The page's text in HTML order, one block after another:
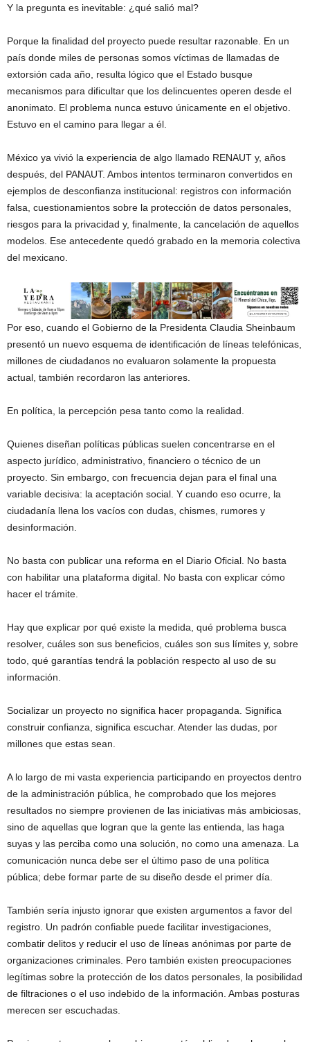
Y la pregunta es inevitable: ¿qué salió mal?
Porque la finalidad del proyecto puede resultar razonable. En un
país donde miles de personas somos víctimas de llamadas de
extorsión cada año, resulta lógico que el Estado busque
mecanismos para dificultar que los delincuentes operen desde el
anonimato. El problema nunca estuvo únicamente en el objetivo.
Estuvo en el camino para llegar a él.
México ya vivió la experiencia de algo llamado RENAUT y, años
después, del PANAUT. Ambos intentos terminaron convertidos en
ejemplos de desconfianza institucional: registros con información
falsa, cuestionamientos sobre la protección de datos personales,
riesgos para la privacidad y, finalmente, la cancelación de aquellos
modelos. Ese antecedente quedó grabado en la memoria colectiva
del mexicano.
Por eso, cuando el Gobierno de la Presidenta Claudia Sheinbaum
presentó un nuevo esquema de identificación de líneas telefónicas,
millones de ciudadanos no evaluaron solamente la propuesta
actual, también recordaron las anteriores.
En política, la percepción pesa tanto como la realidad.
Quienes diseñan políticas públicas suelen concentrarse en el
aspecto jurídico, administrativo, financiero o técnico de un
proyecto. Sin embargo, con frecuencia dejan para el final una
variable decisiva: la aceptación social. Y cuando eso ocurre, la
ciudadanía llena los vacíos con dudas, chismes, rumores y
desinformación.
No basta con publicar una reforma en el Diario Oficial. No basta
con habilitar una plataforma digital. No basta con explicar cómo
hacer el trámite.
Hay que explicar por qué existe la medida, qué problema busca
resolver, cuáles son sus beneficios, cuáles son sus límites y, sobre
todo, qué garantías tendrá la población respecto al uso de su
información.
Socializar un proyecto no significa hacer propaganda. Significa
construir confianza, significa escuchar. Atender las dudas, por
millones que estas sean.
A lo largo de mi vasta experiencia participando en proyectos dentro
de la administración pública, he comprobado que los mejores
resultados no siempre provienen de las iniciativas más ambiciosas,
sino de aquellas que logran que la gente las entienda, las haga
suyas y las perciba como una solución, no como una amenaza. La
comunicación nunca debe ser el último paso de una política
pública; debe formar parte de su diseño desde el primer día.
También sería injusto ignorar que existen argumentos a favor del
registro. Un padrón confiable puede facilitar investigaciones,
combatir delitos y reducir el uso de líneas anónimas por parte de
organizaciones criminales. Pero también existen preocupaciones
legítimas sobre la protección de los datos personales, la posibilidad
de filtraciones o el uso indebido de la información. Ambas posturas
merecen ser escuchadas.